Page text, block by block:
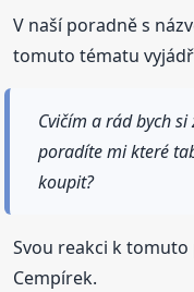
V naší poradně s
tomuto tématu
Cvičím a rád bych
poradíte mi které
koupit?
Svou reakci k
Cempírek.